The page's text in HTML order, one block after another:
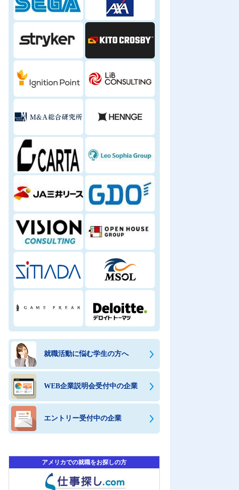
就職活動に悩む学生の方へ
WEB企業説明会受付中の企業
エントリー受付中の企業
アメリカでの就職をお探しの方